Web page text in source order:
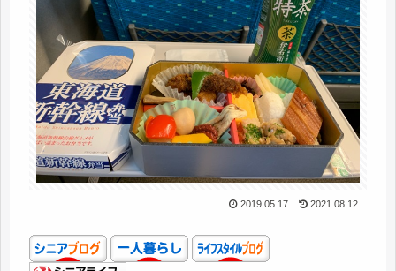
2019.05.17 2021.08.12